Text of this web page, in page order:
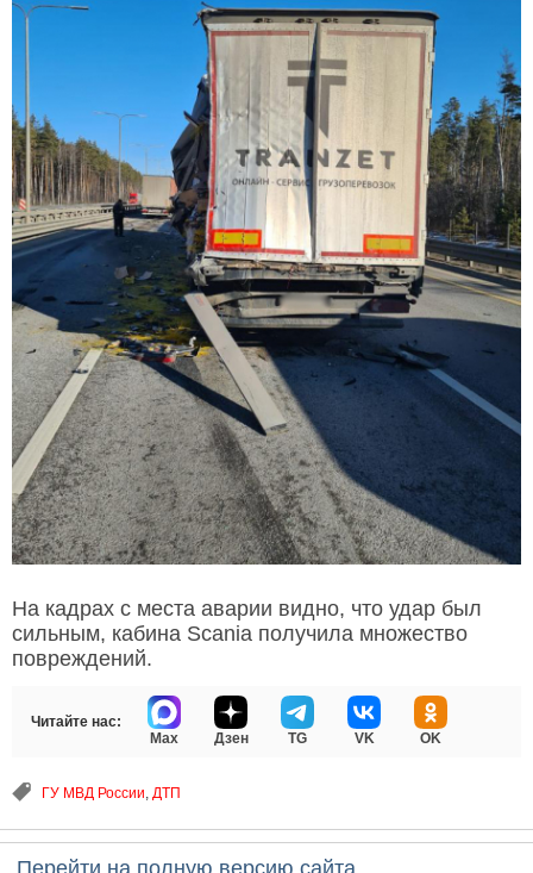
На кадрах с места аварии видно, что удар был
сильным, кабина Scania получила множество
повреждений.
Читайте нас:
Max
Дзен TG VK OK
ГУ МВД России ДТП
Перейти на полную версию сайта